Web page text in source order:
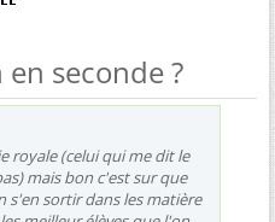
seconde ?
royale (celui qui me dit le
mais bon c'est sur que
s'en sortir dans les matière